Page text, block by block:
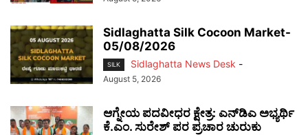
Sidlaghatta Silk Cocoon Market-
05/08/2026
SILK Sidlaghatta News Desk -
August 5, 2026
ಆಗ್ನೇಯ ಪದವೀಧರ ಕ್ಷೇತ್ರ: ಎನ್‌ಡಿಎ ಅಭ್ಯರ್ಥಿ
ಕೆ.ಎಂ. ಸುರೇಶ್ ಪರ ಪ್ರಚಾರ ಚುರುಕು